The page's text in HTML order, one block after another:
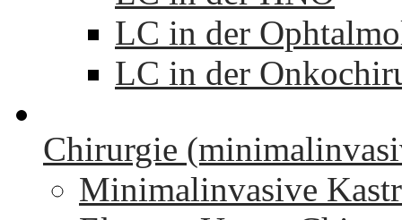
LC in der
LC in der
Chirurgie
Minimalinvasive